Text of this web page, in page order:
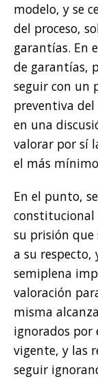
modelo, y se
del proceso,
garantías. En
de garantías,
seguir con un
preventiva
en una
valorar por sí
el más
En el punto,
constitucional
su prisión que
a su
semiplena
valoración
misma
ignorados por
vigente, y las
seguir